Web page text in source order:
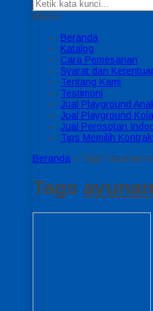
MENU
Beranda
Katalog
Cara Pemesanan
Syarat dan
Tentang Kami
Testimoni
Jual Playground
Jual Playground
Jual Perosotan
Tips Memilih
Beranda » Tags "ayunan
Tags